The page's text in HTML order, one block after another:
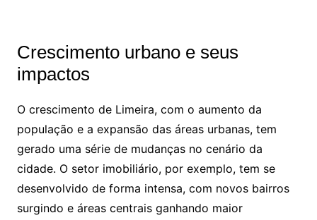
Crescimento urbano e seus
impactos
O crescimento de Limeira, com o aumento da
população e a expansão das áreas urbanas, tem
gerado uma série de mudanças no cenário da
cidade. O setor imobiliário, por exemplo, tem se
desenvolvido de forma intensa, com novos bairros
surgindo e áreas centrais ganhando maior